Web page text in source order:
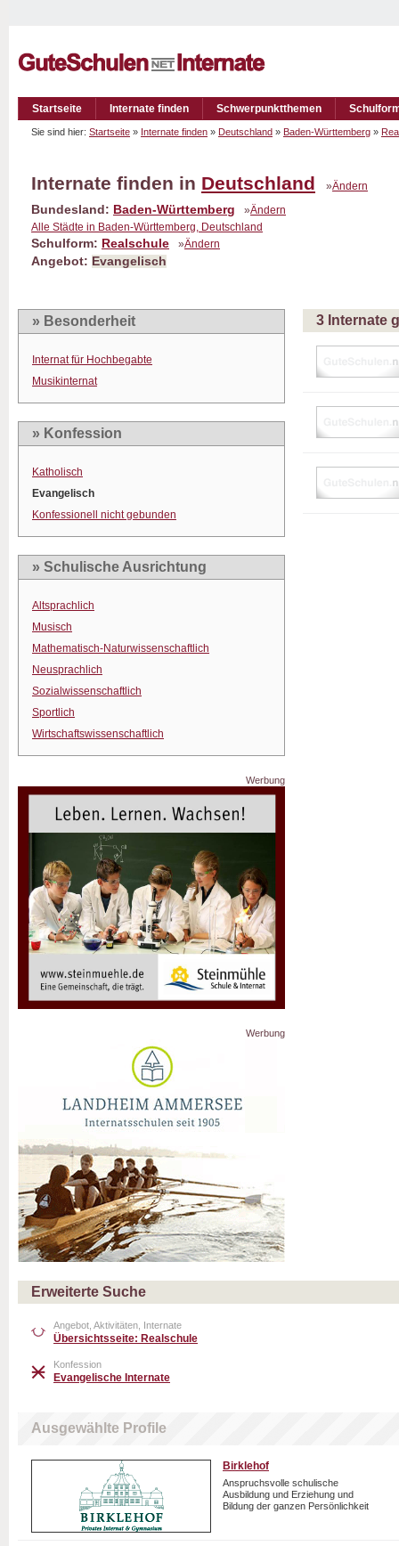
Startseite Internate finden Schwerpunktthemen
Sie sind hier: Startseite » Internate finden » Deutschland » Baden-Württemberg »
Internate finden in Deutschland »Ändern
Bundesland: Baden-Württemberg »Ändern
Alle Städte in Baden-Württemberg, Deutschland
Schulform: Realschule »Ändern
Angebot: Evangelisch
» Besonderheit
Internat für Hochbegabte
Musikinternat
» Konfession
Katholisch
Evangelisch
Konfessionell nicht gebunden
» Schulische Ausrichtung
Altsprachlich
Musisch
Mathematisch-Naturwissenschaftlich
Neusprachlich
Sozialwissenschaftlich
Sportlich
Wirtschaftswissenschaftlich
Werbung
Werbung
3 Internate
Erweiterte Suche
Angebot, Aktivitäten, Internate
Übersichtsseite: Realschule
Konfession
Evangelische Internate
Ausgewählte Profile
Birklehof
Anspruchsvolle schulische
Ausbildung und Erziehung und
Bildung der ganzen Persönlichkeit